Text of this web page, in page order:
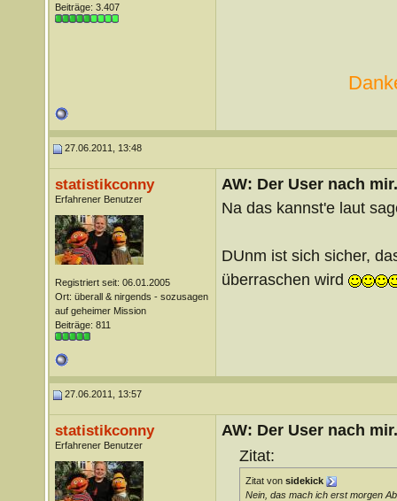
Beiträge: 3.407
27.06.2011, 13:48
statistikconny
Erfahrener Benutzer
Registriert seit: 06.01.2005
Ort: überall & nirgends - sozusagen
auf geheimer Mission
Beiträge: 811
AW: Der User nach
Na das kannst'e laut
DUnm ist sich sicher,
überraschen wird
27.06.2011, 13:57
statistikconny
Erfahrener Benutzer
AW: Der User nach
Zitat:
Zitat von sidekick
Nein, das mach ich erst morgen